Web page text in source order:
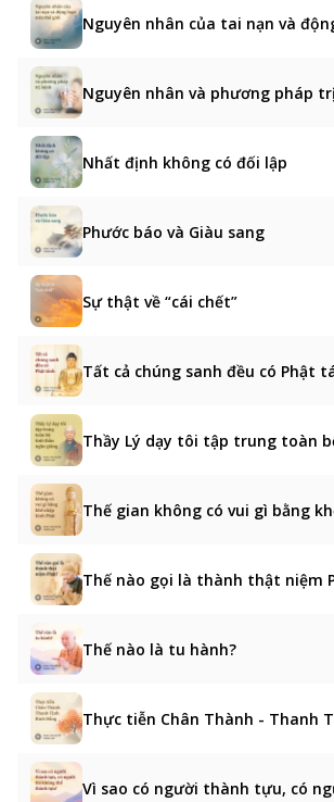
Nguyên nhân và phương pháp
Nhất định không có đối lập
Phước báo và Giàu sang
Sự thật về “cái chết”
Tất cả chúng sanh đều có Phật
Thế gian không có vui gì bằng
Thế nào gọi là thành thật niệm
Thế nào là tu hành?
Thực tiễn Chân Thành - Thanh